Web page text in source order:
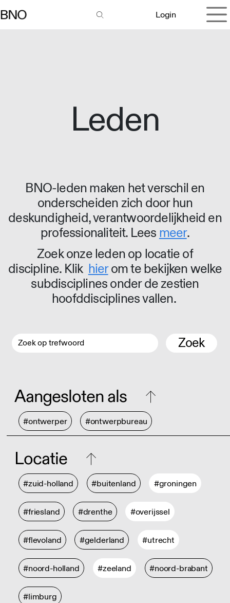
Login
Leden
BNO-leden maken het verschil en
onderscheiden zich door hun
deskundigheid, verantwoordelijkheid en
professionaliteit. Lees meer.
Zoek onze leden op locatie of
discipline. Klik hierom te bekijken welke
subdisciplines onder de zestien
hoofddisciplines vallen.
Zoek
Aangesloten als
#ontwerper #ontwerpbureau
Locatie
#zuid-holland #buitenland #groningen
#friesland #drenthe #overijssel
#flevoland #gelderland #utrecht
#noord-holland #zeeland #noord-brabant
#limburg